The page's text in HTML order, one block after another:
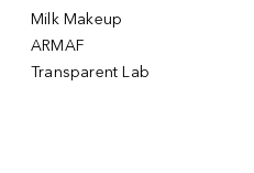
Milk Makeup
ARMAF
Transparent Lab